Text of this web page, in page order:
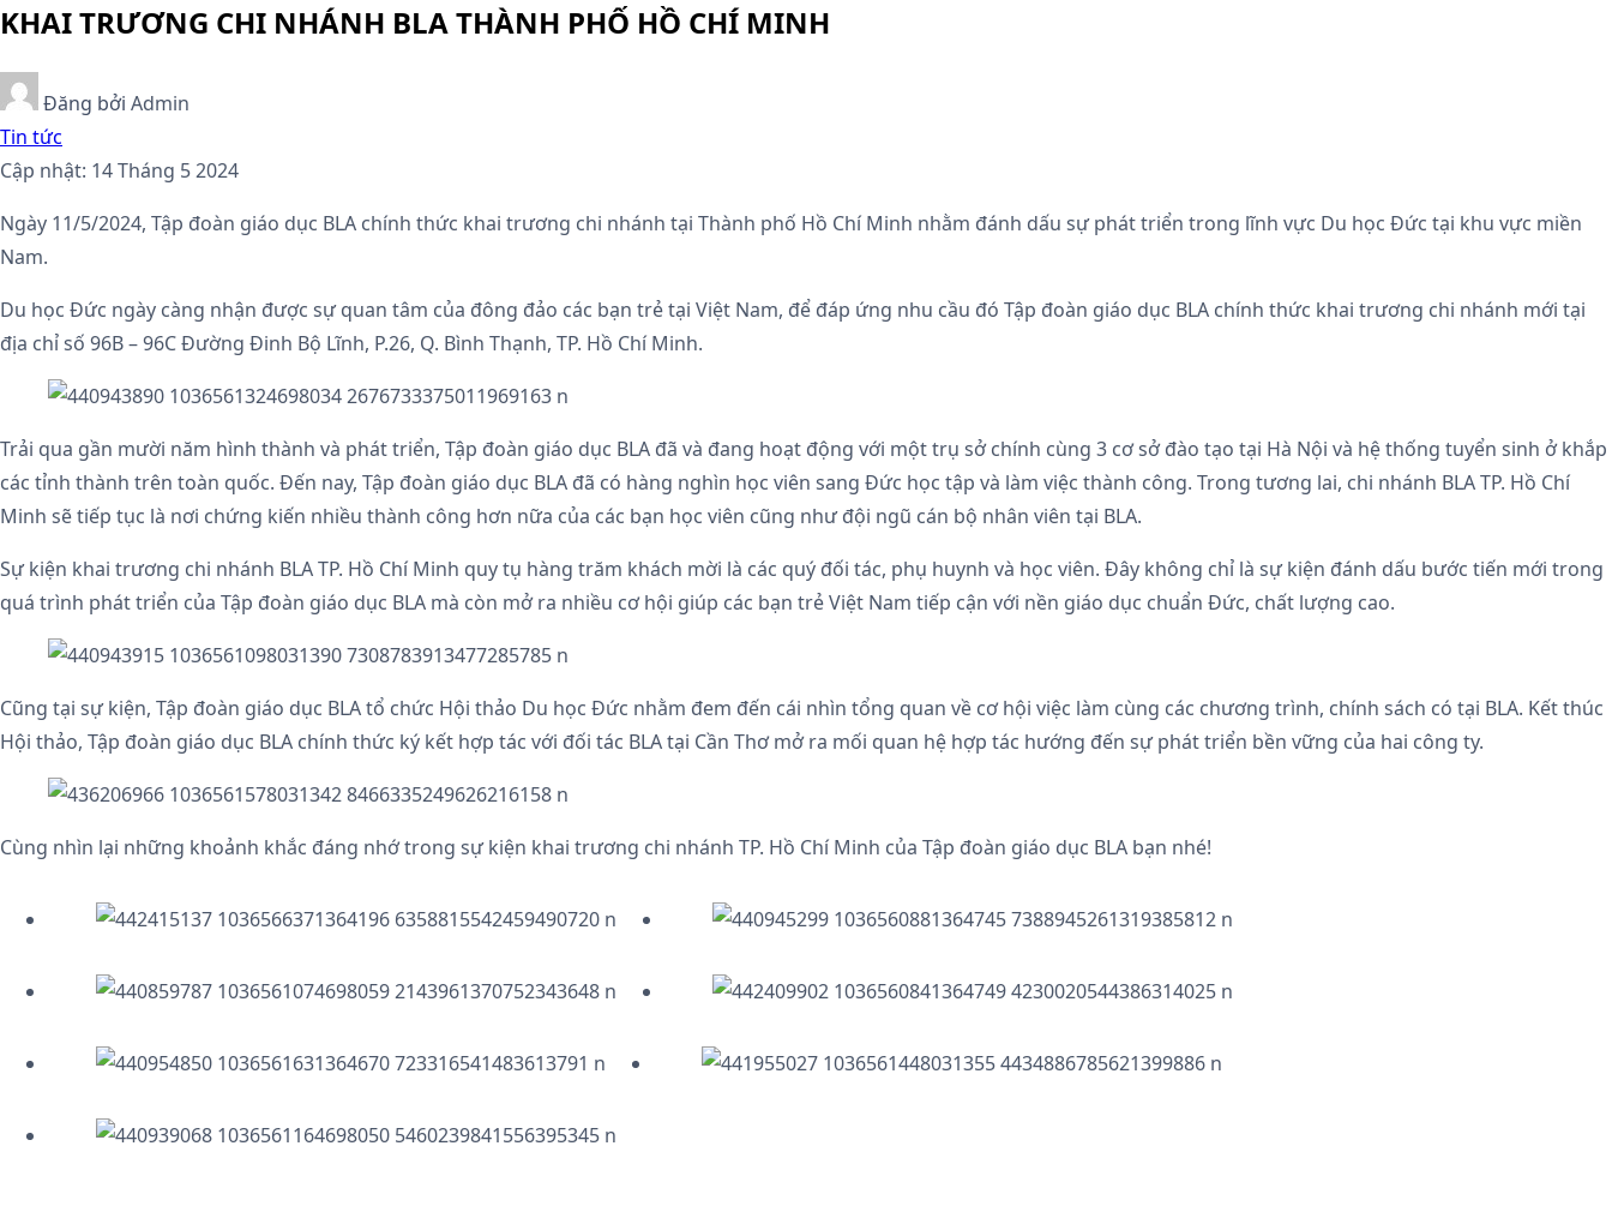
KHAI TRƯƠNG CHI NHÁNH BLA THÀNH PHỐ HỒ CHÍ MINH
Đăng bởi Admin
Tin tức
Cập nhật: 14 Tháng 5 2024
Ngày 11/5/2024, Tập đoàn giáo dục BLA chính thức khai trương chi nhánh tại Thành phố Hồ Chí Minh nhằm đánh dấu sự phát triển trong lĩnh vực Du học Đức tại khu vực miền
Nam.
Du học Đức ngày càng nhận được sự quan tâm của đông đảo các bạn trẻ tại Việt Nam, để đáp ứng nhu cầu đó Tập đoàn giáo dục BLA chính thức khai trương chi nhánh mới tại
địa chỉ số 96B – 96C Đường Đinh Bộ Lĩnh, P.26, Q. Bình Thạnh, TP. Hồ Chí Minh.
Trải qua gần mười năm hình thành và phát triển, Tập đoàn giáo dục BLA đã và đang hoạt động với một trụ sở chính cùng 3 cơ sở đào tạo tại Hà Nội và hệ thống tuyển sinh ở khắp
các tỉnh thành trên toàn quốc. Đến nay, Tập đoàn giáo dục BLA đã có hàng nghìn học viên sang Đức học tập và làm việc thành công. Trong tương lai, chi nhánh BLA TP. Hồ Chí
Minh sẽ tiếp tục là nơi chứng kiến nhiều thành công hơn nữa của các bạn học viên cũng như đội ngũ cán bộ nhân viên tại BLA.
Sự kiện khai trương chi nhánh BLA TP. Hồ Chí Minh quy tụ hàng trăm khách mời là các quý đối tác, phụ huynh và học viên. Đây không chỉ là sự kiện đánh dấu bước tiến mới trong
quá trình phát triển của Tập đoàn giáo dục BLA mà còn mở ra nhiều cơ hội giúp các bạn trẻ Việt Nam tiếp cận với nền giáo dục chuẩn Đức, chất lượng cao.
Cũng tại sự kiện, Tập đoàn giáo dục BLA tổ chức Hội thảo Du học Đức nhằm đem đến cái nhìn tổng quan về cơ hội việc làm cùng các chương trình, chính sách có tại BLA. Kết thúc
Hội thảo, Tập đoàn giáo dục BLA chính thức ký kết hợp tác với đối tác BLA tại Cần Thơ mở ra mối quan hệ hợp tác hướng đến sự phát triển bền vững của hai công ty.
Cùng nhìn lại những khoảnh khắc đáng nhớ trong sự kiện khai trương chi nhánh TP. Hồ Chí Minh của Tập đoàn giáo dục BLA bạn nhé!